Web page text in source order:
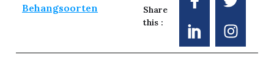
Behangsoorten
Share
this :